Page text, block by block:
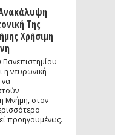
Της
Χρήσιμη
Πανεπιστημίου
η νευρωνική
να
Μνήμη, στον
προηγουμένως.